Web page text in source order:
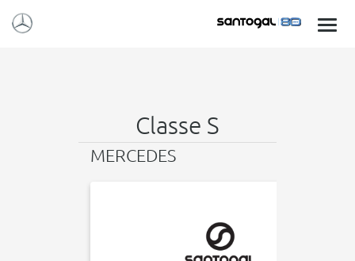
Classe S
MERCEDES